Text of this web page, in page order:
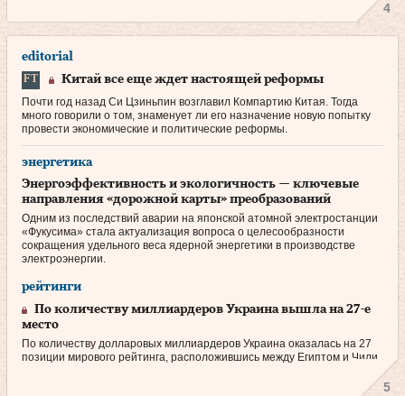
4
editorial
Китай все еще ждет настоящей реформы
Почти год назад Си Цзиньпин возглавил Компартию Китая. Тогда
много говорили о том, знаменует ли его назначение новую попытку
провести экономические и политические реформы.
энергетика
Энергоэффективность и экологичность — ключевые
направления «дорожной карты» преобразований
Одним из последствий аварии на японской атомной электростанции
«Фукусима» стала актуализация вопроса о целесообразности
сокращения удельного веса ядерной энергетики в производстве
электроэнергии.
рейтинги
По количеству миллиардеров Украина вышла на 27-е
место
По количеству долларовых миллиардеров Украина оказалась на 27
позиции мирового рейтинга, расположившись между Египтом и Чили.
5